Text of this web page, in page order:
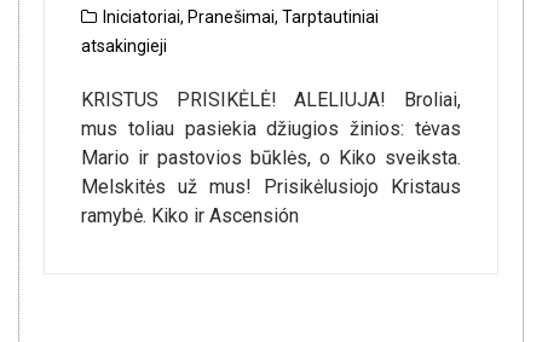
Iniciatoriai, Pranešimai, Tarptautiniai
atsakingieji
KRISTUS PRISIKĖLĖ! ALELIUJA! Broliai,
mus toliau pasiekia džiugios žinios: tėvas
Mario ir pastovios būklės, o Kiko sveiksta.
Melskitės už mus! Prisikėlusiojo Kristaus
ramybė. Kiko ir Ascensión